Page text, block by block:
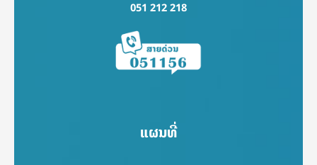
051 212 218
ແຜນທີ່